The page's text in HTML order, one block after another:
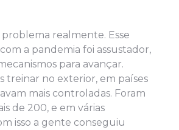
realmente. Esse
a pandemia foi assustador,
para avançar.
treinar no exterior, em países
mais controladas. Foram
de 200, e em várias
isso a gente conseguiu